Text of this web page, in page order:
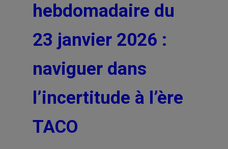
hebdomadaire du
23 janvier 2026 :
naviguer dans
l’incertitude à l’ère
TACO